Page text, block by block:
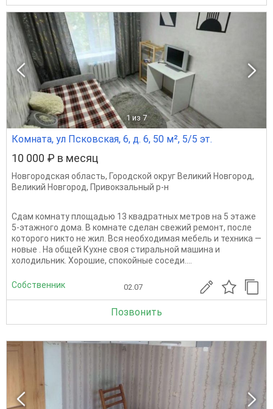
1 из 7
Комната, ул Псковская, 6, д. 6, 50 м², 5/5 эт.
10 000 ₽ в месяц
Новгородская область, Городской округ Великий Новгород,
Великий Новгород, Привокзальный р-н
Сдам комнату площадью 13 квадратных метров на 5 этаже
5-этажного дома. В комнате сделан свежий ремонт, после
которого никто не жил. Вся необходимая мебель и техника —
новые . На общей Кухне своя стиральной машина и
холодильник. Хорошие, спокойные соседи....
Собственник 02.07
Позвонить